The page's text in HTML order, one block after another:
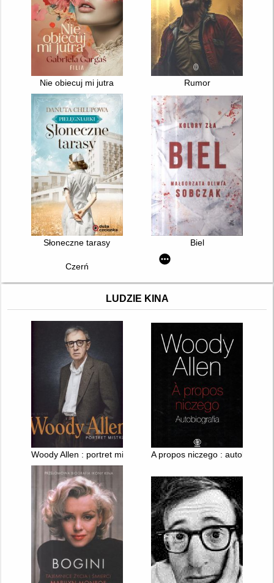
Nie obiecuj mi jutra Rumor
Słoneczne tarasy Biel
Czerń
LUDZIE KINA
Woody Allen : portret mistrza A propos niczego :